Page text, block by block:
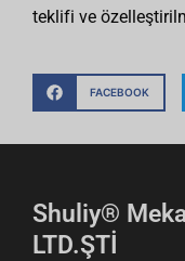
teklifi ve
FACEBOOK
Shuliy®
LTD.ŞTİ